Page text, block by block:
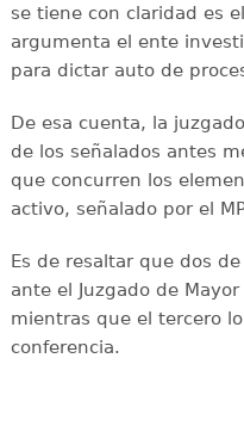
se tiene con claridad es
argumenta el ente
para dictar auto de
De esa cuenta, la
de los señalados antes
que concurren los
activo, señalado por el
Es de resaltar que dos
ante el Juzgado de
mientras que el tercero
conferencia.